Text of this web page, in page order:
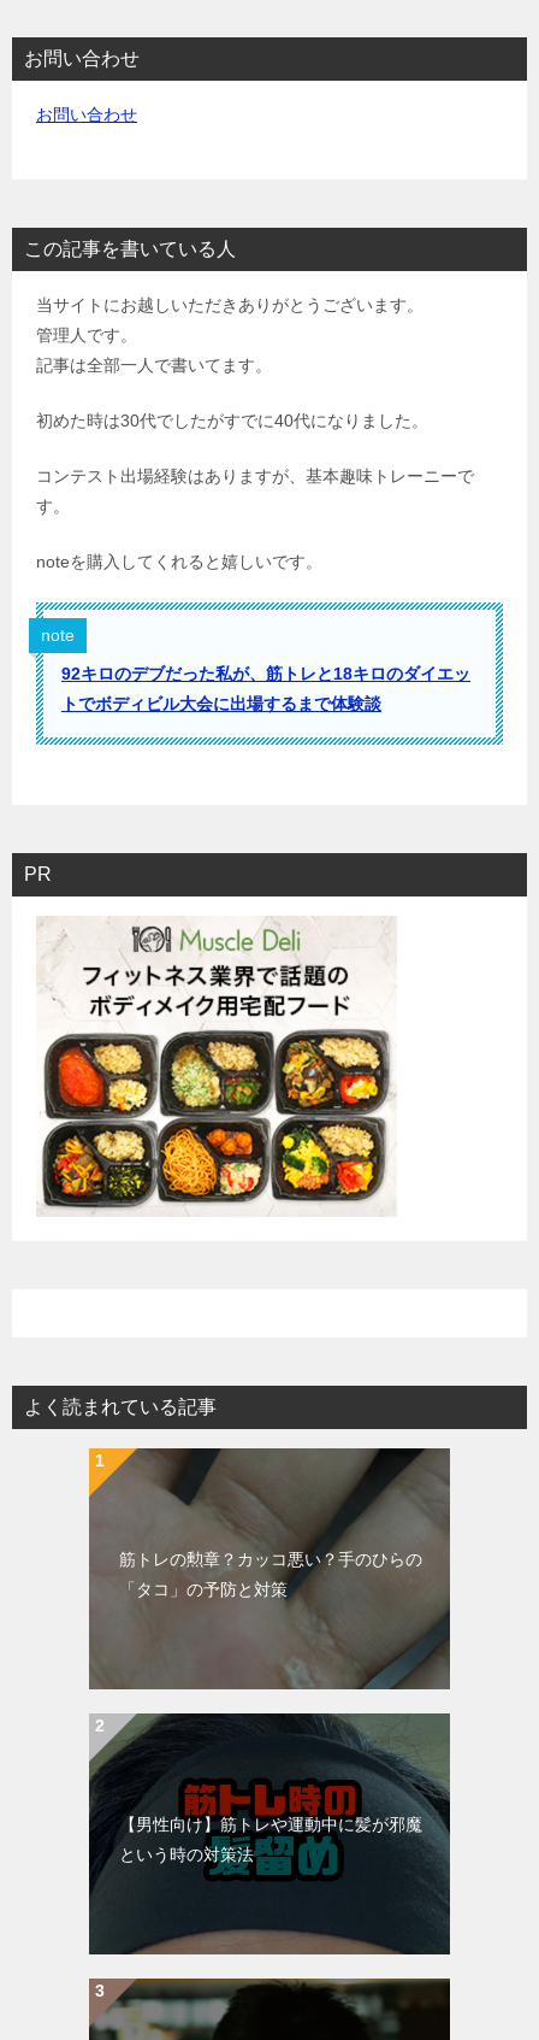
お問い合わせ
お問い合わせ
この記事を書いている人
当サイトにお越しいただきありがとうございます。
管理人です。
記事は全部一人で書いてます。
初めた時は30代でしたがすでに40代になりました。
コンテスト出場経験はありますが、基本趣味トレーニーで
す。
noteを購入してくれると嬉しいです。
note
92キロのデブだった私が、筋トレと18キロのダイエッ
トでボディビル大会に出場するまで体験談
PR
よく読まれている記事
筋トレの勲章？カッコ悪い？手のひらの
「タコ」の予防と対策
【男性向け】筋トレや運動中に髪が邪魔
という時の対策法